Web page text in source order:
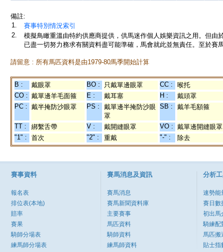
備註:
1.
賽事特別情況索引
2.
模擬鳥瞰重溫由特約供應商提供，供馬迷作個人娛樂資訊之用。但
已盡一切努力務求有關資料盡可能準確，馬會就此並無責任。至於賽
請留意 : 所有馬匹資料是由1979-80馬季開始計算
B : 戴眼罩 BO : 只戴單邊眼罩 CC :
喉托
CO : 戴單邊羊毛面箍 E : 戴耳塞 H :
戴頭罩
PC : 戴半掩防沙眼罩 PS :
戴單邊半掩防沙眼
罩
SB : 戴羊毛額箍
TT : 綁繫舌帶 V : 戴開縫眼罩 VO : 戴單邊開縫眼罩
"1" :
首次 "2" : 重戴 "-" : 除去
賽事資料
報名表
排位表(本地)
賠率
賽果
騎師分場表
練馬師分場表
賽馬消息及資訊
賽馬消息
賽馬新聞資料庫
主要賽事
馬匹資料
騎師資料
練馬師資料
分析
速勢能
賽日數
初出馬
騎練配
馬匹搬
貼士指